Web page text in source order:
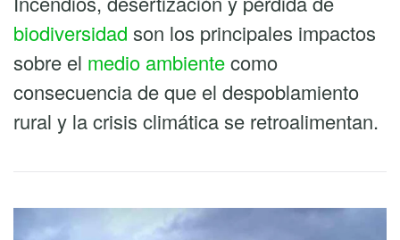
biodiversidad son los principales impactos
sobre el medio ambientecomo
consecuencia de que el despoblamiento
rural y la crisis climática se retroalimentan.